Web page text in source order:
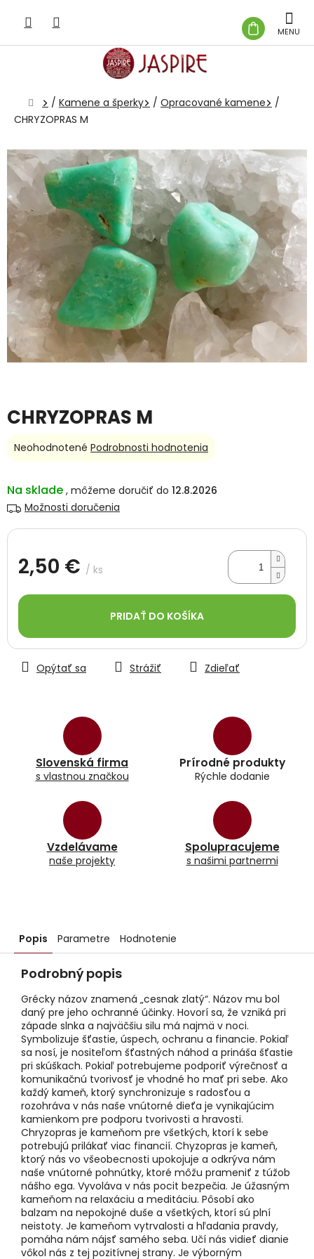
obsah
KOŠÍK
Domov
/ Kamene a šperky / Opracované kamene
/
CHRYZOPRAS M
CHRYZOPRAS M
Na sklade
12.8.2026
Možnosti doručenia
2,50 € / ks
cena:
PRIDAŤ DO KOŠÍKA
Slovenská firma
s vlastnou značkou
Prírodné produkty
Rýchle dodanie
Vzdelávame
naše projekty
Spolupracujeme
s našimi partnermi
Opýtať sa Strážiť Zdieľať
Priemerné
je
0,0
z
5
Neohodnotené Podrobnosti hodnotenia
Popis Parametre Hodnotenie
Podrobný popis
Grécky názov znamená „cesnak zlatý“. Názov mu bol
daný pre jeho ochranné účinky. Hovorí sa, že vzniká pri
západe slnka a najväčšiu silu má najmä v noci.
Symbolizuje šťastie, úspech, ochranu a financie. Pokiaľ
sa nosí, je nositeľom šťastných náhod a prináša šťastie
pri skúškach. Pokiaľ potrebujeme podporiť výrečnosť a
komunikačnú tvorivosť je vhodné ho mať pri sebe. Ako
každý kameň, ktorý synchronizuje s radosťou a
rozohráva v nás naše vnútorné dieťa je vynikajúcim
kamienkom pre podporu tvorivosti a hravosti.
Chryzopras je kameňom pre všetkých, ktorí k sebe
potrebujú prilákať viac financií. Chyzopras je kameň,
ktorý nás vo všeobecnosti upokojuje a odkrýva nám
naše vnútorné pohnútky, ktoré môžu prameniť z túžob
nášho ega. Vyvoláva v nás pocit bezpečia. Je úžasným
kameňom na relaxáciu a meditáciu. Pôsobí ako
balzam na nepokojné duše a všetkých, ktorí sú plní
neistoty. Je kameňom vytrvalosti a hľadania pravdy,
pomáha nám nájsť samého seba. Učí nás vidieť dianie
vôkol nás z tej pozitívnej strany. Je výborným